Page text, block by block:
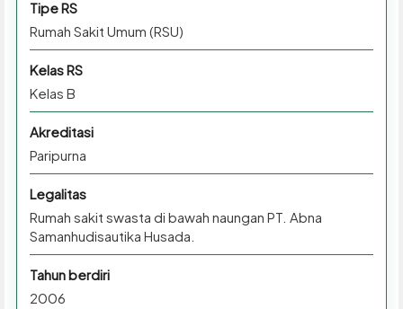
Tipe RS
Rumah Sakit Umum (RSU)
Kelas RS
Kelas B
Akreditasi
Paripurna
Legalitas
Rumah sakit swasta di bawah naungan PT. Abna
Samanhudisautika Husada.
Tahun berdiri
2006